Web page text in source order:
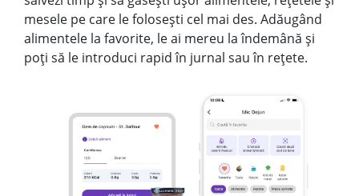
mesele pe care le folosești cel mai des. Adăugând
alimentele la favorite, le ai mereu la îndemână și
poți să le introduci rapid în jurnal sau în rețete.